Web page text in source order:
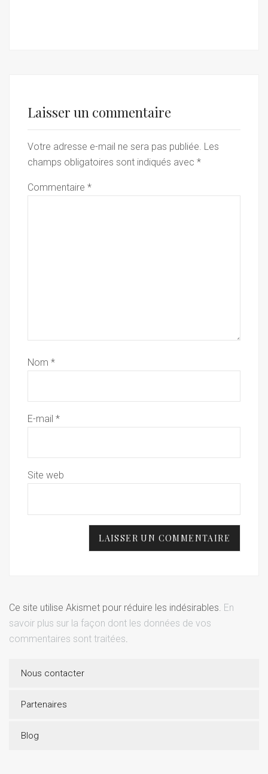
Laisser un commentaire
Votre adresse e-mail ne sera pas publiée. Les
champs obligatoires sont indiqués avec *
Commentaire *
Nom *
E-mail *
Site web
Ce site utilise Akismet pour réduire les indésirables. En
savoir plus sur la façon dont les données de vos
commentaires sont traitées.
Nous contacter
Partenaires
Blog